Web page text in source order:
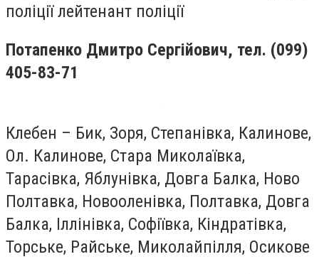
поліції лейтенант поліції
Потапенко Дмитро Сергійович, тел. (099)
405-83-71
Клебен – Бик, Зоря, Степанівка, Калинове,
Ол. Калинове, Стара Миколаївка,
Тарасівка, Яблунівка, Довга Балка, Ново
Полтавка, Новооленівка, Полтавка, Довга
Балка, Іллінівка, Софіївка, Кіндратівка,
Торське, Райське, Миколайпілля, Осикове